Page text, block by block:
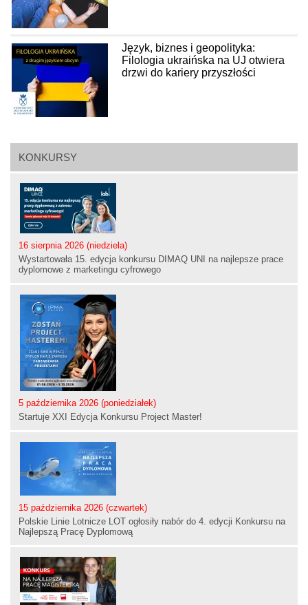
KONKURSY
16 sierpnia 2026 (niedziela)
Wystartowała 15. edycja konkursu DIMAQ UNI na najlepsze prace
dyplomowe z marketingu cyfrowego
5 października 2026 (poniedziałek)
Startuje XXI Edycja Konkursu Project Master!
15 października 2026 (czwartek)
Polskie Linie Lotnicze LOT ogłosiły nabór do 4. edycji Konkursu na
Najlepszą Pracę Dyplomową
Język, biznes i geopolityka:
Filologia ukraińska na UJ otwiera
drzwi do kariery przyszłości